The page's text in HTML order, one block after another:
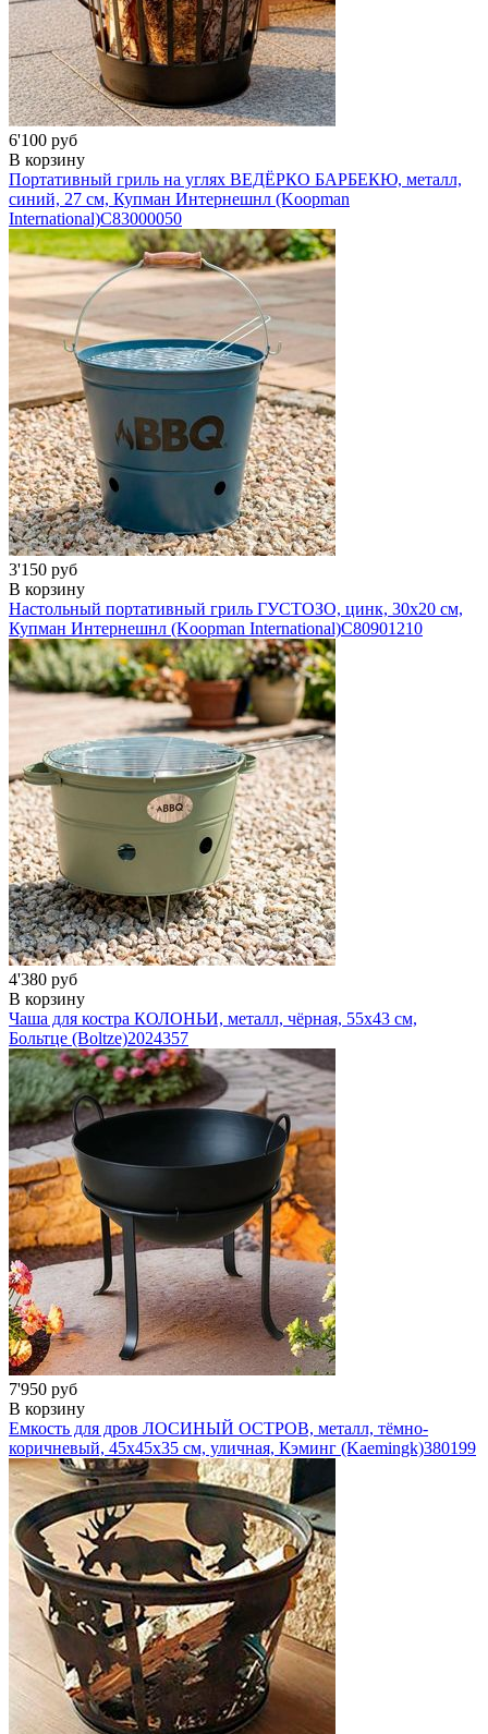
6'100 руб
В корзину
Портативный гриль на углях ВЕДЁРКО БАРБЕКЮ, металл,
синий, 27 см, Купман Интернешнл (Koopman
International)C83000050
3'150 руб
В корзину
Настольный портативный гриль ГУСТОЗО, цинк, 30х20 см,
Купман Интернешнл (Koopman International)C80901210
4'380 руб
В корзину
Чаша для костра КОЛОНЬИ, металл, чёрная, 55х43 см,
Больтце (Boltze)2024357
7'950 руб
В корзину
Емкость для дров ЛОСИНЫЙ ОСТРОВ, металл, тёмно-
коричневый, 45x45x35 см, уличная, Кэминг (Kaemingk)380199